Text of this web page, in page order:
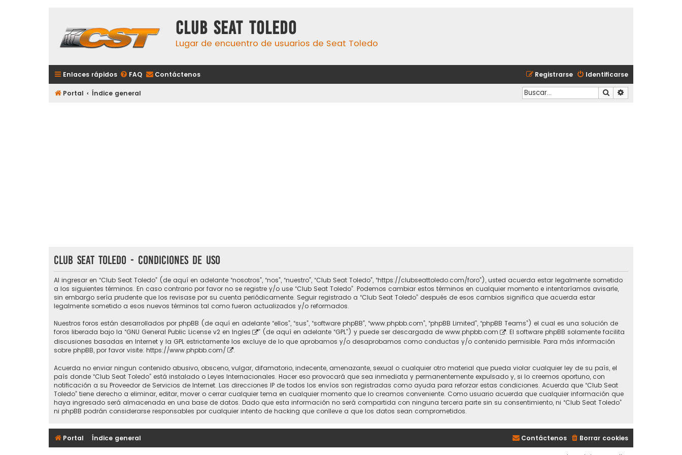
Club Seat Toledo
Lugar de encuentro de usuarios de Seat Toledo
Enlaces rápidos FAQ Contáctenos Identificarse
Registrarse
Portal Índice general Buscar
Club Seat Toledo - Condiciones de uso
Al ingresar en “Club Seat Toledo” (de aquí en adelante “nosotros”, “nos”, “nuestro”, “Club Seat Toledo”, “https://clubseattoledo.com/foro”), usted acuerda estar legalmente sometido
a los siguientes términos. En caso contrario por favor no se registre y/o use “Club Seat Toledo”. Podemos cambiar estos términos en cualquier momento e intentaríamos avisarle,
sin embargo sería prudente que los revisase por su cuenta periódicamente. Seguir registrado a “Club Seat Toledo” después de esos cambios significa que acuerda estar
legalmente sometido a esos nuevos términos tal como fueron actualizados y/o reformados.
Nuestros foros están desarrollados por phpBB (de aquí en adelante “ellos”, “sus”, “software phpBB”, “www.phpbb.com”, “phpBB Limited”, “phpBB Teams”) el cual es una solución de
foros liberada bajo la “GNU General Public License v2 en Ingles ” (de aquí en adelante “GPL”) y puede ser descargada de www.phpbb.com
. El software phpBB solamente facilita
discusiones basadas en Internet y la GPL estrictamente los excluye de lo que aprobamos y/o desaprobamos como conductas y/o contenido permisible. Para más información
sobre phpBB, por favor visite: https://www.phpbb.com/ .
Acuerda no enviar ningun contenido abusivo, obsceno, vulgar, difamatorio, indecente, amenazante, sexual o cualquier otro material que pueda violar cualquier ley de su país, el
país donde “Club Seat Toledo” está instalado o Leyes Internacionales. Hacer eso provocará que sea inmediata y permanentemente expulsado y, si lo creemos oportuno, con
notificación a su Proveedor de Servicios de Internet. Las direcciones IP de todos los envíos son registradas como ayuda para reforzar estas condiciones. Acuerda que “Club Seat
Toledo” tiene derecho a eliminar, editar, mover o cerrar cualquier tema en cualquier momento que lo creamos conveniente. Como usuario acuerda que cualquier información que
haya ingresado será almacenada en una base de datos. Dado que esta información no será compartida con ninguna tercera parte sin su consentimiento, ni “Club Seat Toledo”
ni phpBB podrán considerarse responsables por cualquier intento de hacking que conlleve a que los datos sean comprometidos.
Portal Índice general Borrar cookies
Contáctenos